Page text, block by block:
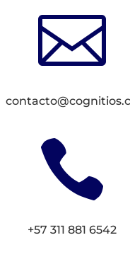


+57 311 881 6542